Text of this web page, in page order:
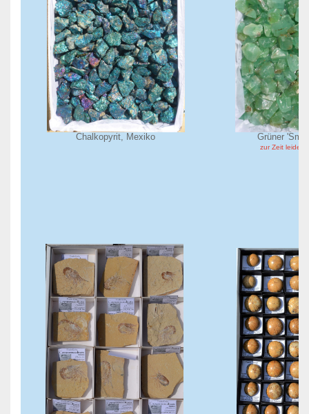
Chalkopyrit, Mexiko Grüner
zur Zeit leider